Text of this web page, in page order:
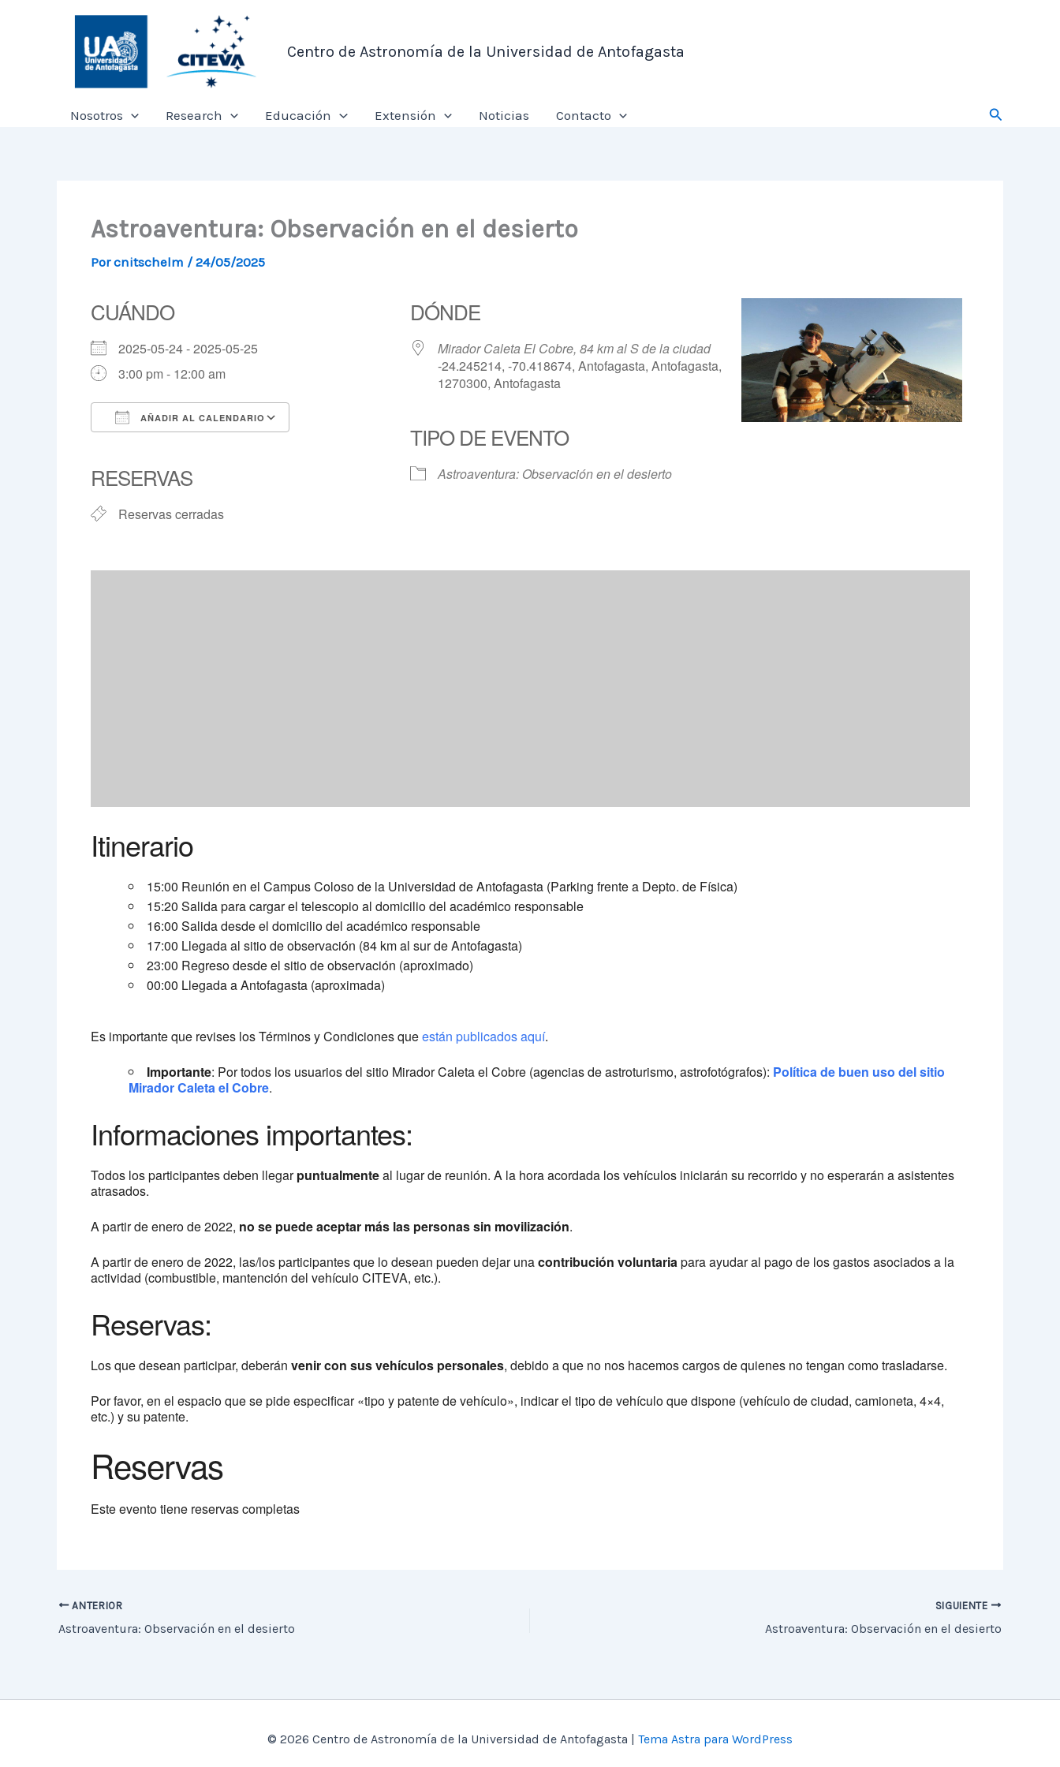
Centro de Astronomía de la Universidad de Antofagasta
Nosotros Research Educación Extensión Noticias Contacto Buscar
Astroaventura: Observación en el desierto
Porcnitschelm /24/05/2025
CUÁNDO
2025-05-24 - 2025-05-25
3:00 pm - 12:00 am
AÑADIR AL CALENDARIO
iCalendar
RESERVAS
Reservas cerradas
DÓNDE
Mirador Caleta El Cobre, 84 km al S de la ciudad
-24.245214, -70.418674, Antofagasta, Antofagasta,
1270300, Antofagasta
TIPO DE EVENTO
Astroaventura: Observación en el desierto
Itinerario
15:00 Reunión en el Campus Coloso de la Universidad de Antofagasta (Parking frente a Depto. de Física)
15:20 Salida para cargar el telescopio al domicilio del académico responsable
16:00 Salida desde el domicilio del académico responsable
17:00 Llegada al sitio de observación (84 km al sur de Antofagasta)
23:00 Regreso desde el sitio de observación (aproximado)
00:00 Llegada a Antofagasta (aproximada)
Es importante que revises los Términos y Condiciones queestán publicados aquí.
Importante: Por todos los usuarios del sitio Mirador Caleta el Cobre (agencias de astroturismo, astrofotógrafos): Política de buen uso del sitio
Mirador Caleta el Cobre.
Informaciones importantes:
Todos los participantes deben llegarpuntualmenteal lugar de reunión. A la hora acordada los vehículos iniciarán su recorrido y no esperarán a asistentes
atrasados.
A partir de enero de 2022, no se puede aceptar más las personas sin movilización.
A partir de enero de 2022, las/los participantes que lo desean pueden dejar unacontribución voluntaria para ayudar al pago de los gastos asociados a la
actividad (combustible, mantención del vehículo CITEVA, etc.).
Reservas:
Los que desean participar, deberán venir con sus vehículos personales, debido a que no nos hacemos cargos de quienes no tengan como trasladarse.
Por favor, en el espacio que se pide especificar «tipo y patente de vehículo», indicar el tipo de vehículo que dispone (vehículo de ciudad, camioneta, 4×4,
etc.) y su patente.
Reservas
Este evento tiene reservas completas
ANTERIOR
Astroaventura: Observación en el desierto
SIGUIENTE
Astroaventura: Observación en el desierto
© 2026 Centro de Astronomía de la Universidad de Antofagasta | Tema Astra para WordPress